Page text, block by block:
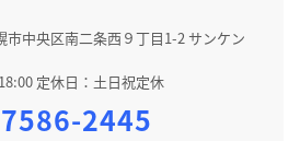
市中央区南二条西９丁目1-2 サンケン
定休日：土日祝定休
2445